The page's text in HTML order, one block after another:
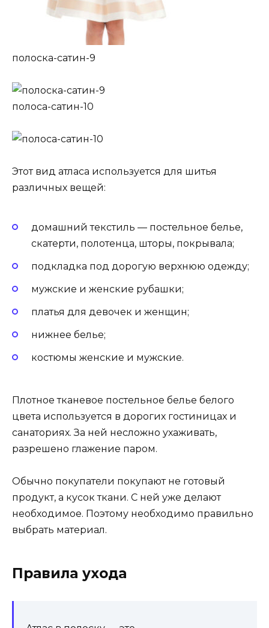
полоска-сатин-9
полоса-сатин-10
Этот вид атласа используется для шитья
различных вещей:
домашний текстиль — постельное белье,
скатерти, полотенца, шторы, покрывала;
подкладка под дорогую верхнюю одежду;
мужские и женские рубашки;
платья для девочек и женщин;
нижнее белье;
костюмы женские и мужские.
Плотное тканевое постельное белье белого
цвета используется в дорогих гостиницах и
санаториях. За ней несложно ухаживать,
разрешено глажение паром.
Обычно покупатели покупают не готовый
продукт, а кусок ткани. С ней уже делают
необходимое. Поэтому необходимо правильно
выбрать материал.
Правила ухода